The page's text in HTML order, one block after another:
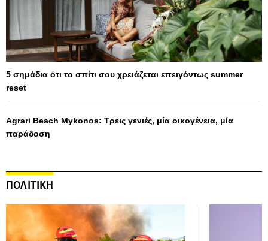
5 σημάδια ότι το σπίτι σου χρειάζεται επειγόντως summer
reset
Agrari Beach Mykonos: Τρεις γενιές, μία οικογένεια, μία
παράδοση
ΠΟΛΙΤΙΚΗ